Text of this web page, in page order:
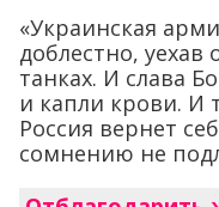
«Украинская
доблестно, уехав
танках. И слава
и капли крови. И
Россия вернет
сомнению не